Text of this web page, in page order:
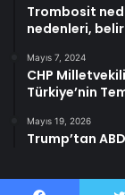
Trombosit
nedenleri,
Mayıs 7, 2024
CHP
Türkiye’nin
Mayıs 19, 2026
Trump’tan